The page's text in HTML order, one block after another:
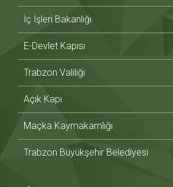
İç İşleri Bakanlığı
E-Devlet Kapısı
Trabzon Valiliği
Açık Kapı
Maçka Kaymakamlığı
Trabzon Büyükşehir Belediyesi